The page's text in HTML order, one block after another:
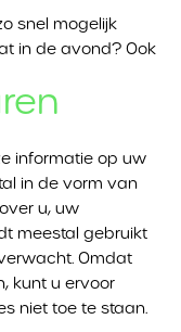
snel mogelijk
in de avond? Ook
wij
En het is
Een
informatie op uw
in de vorm van
u, uw
meestal gebruikt
Omdat
kunt u ervoor
niet toe te staan.